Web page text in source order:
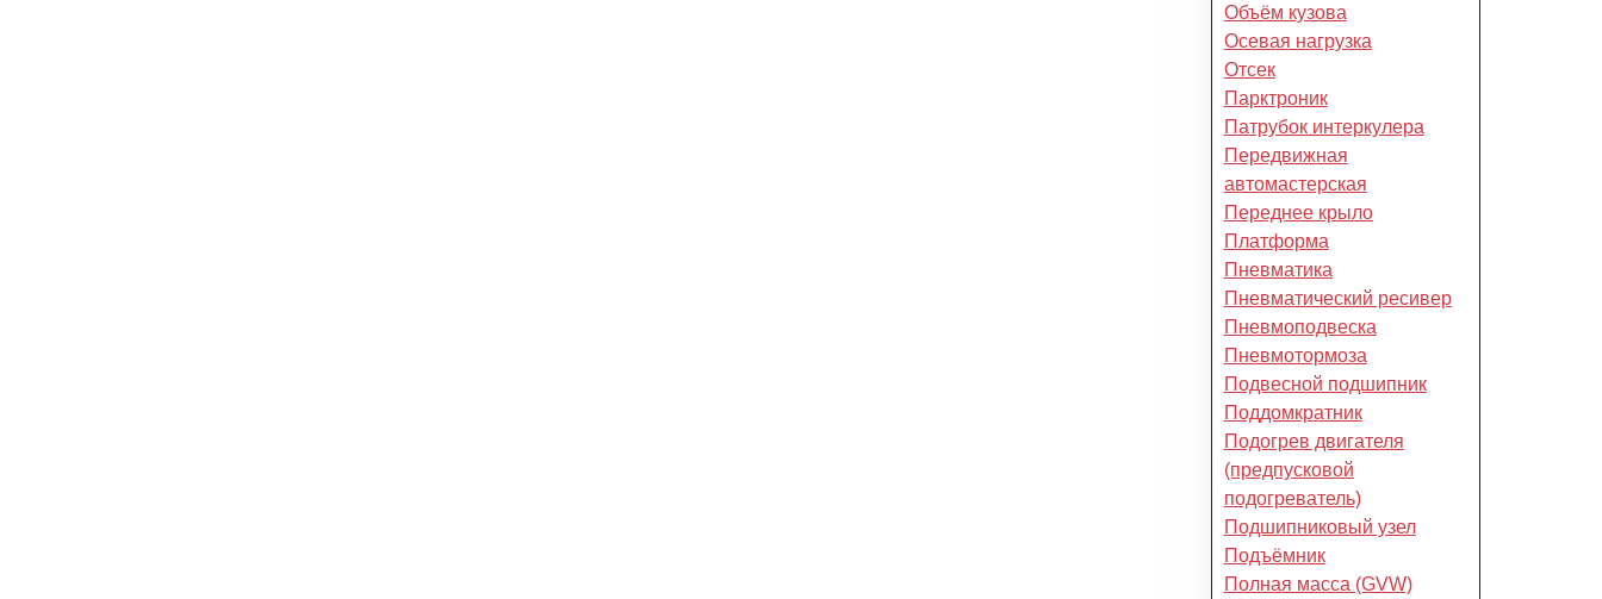
Объём кузова
Осевая нагрузка
Отсек
Парктроник
Патрубок интеркулера
Передвижная
автомастерская
Переднее крыло
Платформа
Пневматика
Пневматический ресивер
Пневмоподвеска
Пневмотормоза
Подвесной подшипник
Поддомкратник
Подогрев двигателя
(предпусковой
подогреватель)
Подшипниковый узел
Подъёмник
Полная масса (GVW)